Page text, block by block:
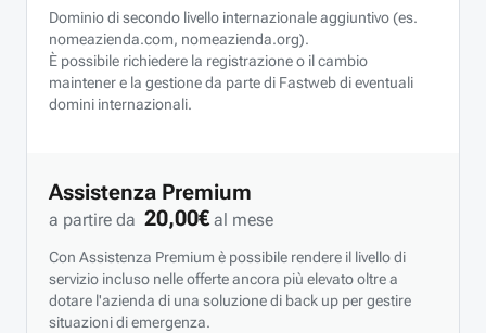
Dominio di secondo livello internazionale aggiuntivo (es.
nomeazienda.com, nomeazienda.org).
È possibile richiedere la registrazione o il cambio
maintener e la gestione da parte di Fastweb di eventuali
domini internazionali.
Assistenza Premium
a partire da 20,00€ al mese
Con Assistenza Premium è possibile rendere il livello di
servizio incluso nelle offerte ancora più elevato oltre a
dotare l'azienda di una soluzione di back up per gestire
situazioni di emergenza.